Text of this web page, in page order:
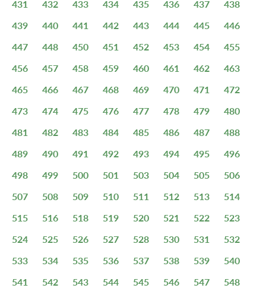
431
432 433 434 435 436 437
438
439
440 441 442 443 444 445
446
447
448 450 451 452 453 454
455
456
457 458 459 460 461 462
463
465
466 467 468 469 470 471
472
473
474 475 476 477 478 479
480
481
482 483 484 485 486 487
488
489
490 491 492 493 494 495
496
498
499 500 501 503 504 505
506
507
508 509 510 511 512 513
514
515
516 518 519 520 521 522
523
524
525 526 527 528 530 531
532
533
534 535 536 537 538 539
540
541
542 543 544 545 546 547
548